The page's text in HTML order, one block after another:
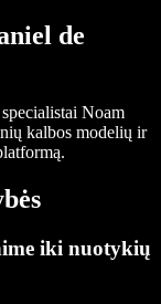
de
Noam
kalbos modelių ir
iki nuotykių